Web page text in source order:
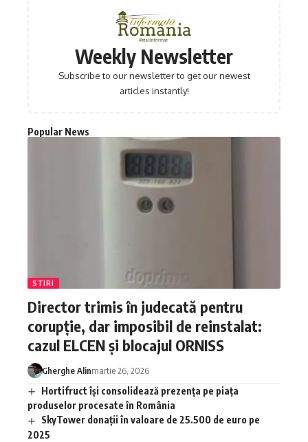
Weekly Newsletter
Subscribe to our newsletter to get our newest
articles instantly!
Popular News
STIRI
Director trimis în judecată pentru
corupție, dar imposibil de reinstalat:
cazul ELCEN și blocajul ORNISS
Gherghe Alinmartie 26, 2026
Hortifruct își consolidează prezența pe piața
produselor procesate în România
SkyTower donații în valoare de 25.500 de euro pe
2025